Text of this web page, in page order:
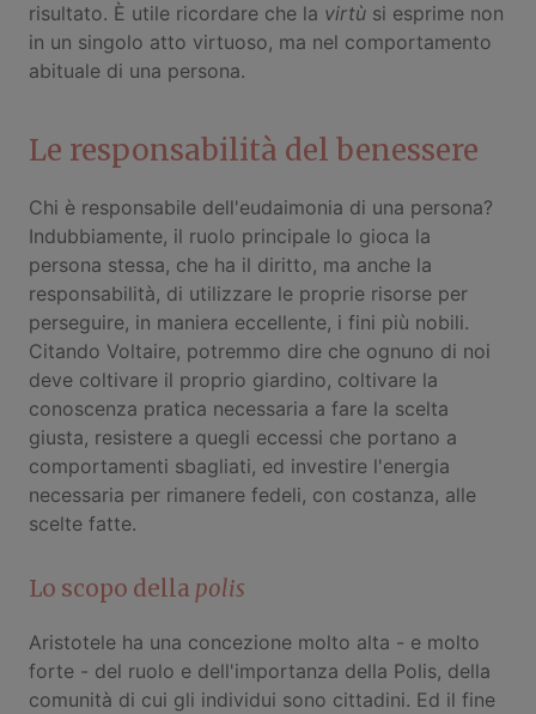
risultato. È utile ricordare che la virtù si esprime non
in un singolo atto virtuoso, ma nel comportamento
abituale di una persona.
Le responsabilità del benessere
Chi è responsabile dell'eudaimonia di una persona?
Indubbiamente, il ruolo principale lo gioca la
persona stessa, che ha il diritto, ma anche la
responsabilità, di utilizzare le proprie risorse per
perseguire, in maniera eccellente, i fini più nobili.
Citando Voltaire, potremmo dire che ognuno di noi
deve coltivare il proprio giardino, coltivare la
conoscenza pratica necessaria a fare la scelta
giusta, resistere a quegli eccessi che portano a
comportamenti sbagliati, ed investire l'energia
necessaria per rimanere fedeli, con costanza, alle
scelte fatte.
Lo scopo della polis
Aristotele ha una concezione molto alta - e molto
forte - del ruolo e dell'importanza della Polis, della
comunità di cui gli individui sono cittadini. Ed il fine